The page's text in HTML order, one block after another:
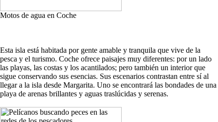
Motos de agua en Coche
Esta isla está habitada por gente amable y tranquila que vive de la
pesca y el turismo. Coche ofrece paisajes muy diferentes: por un lado
las playas, las costas y los acantilados; pero también un interior que
sigue conservando sus esencias. Sus escenarios contrastan entre sí al
llegar a la isla desde Margarita. Uno se encontrará las bondades de una
playa de arenas brillantes y aguas traslúcidas y serenas.